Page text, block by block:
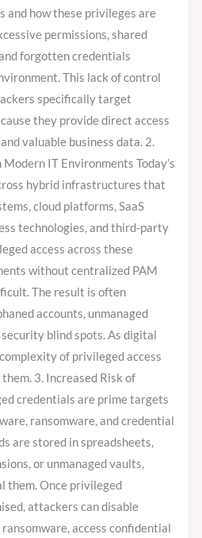
and how these privileges are
permissions, shared
forgotten credentials
This lack of control
specifically target
they provide direct access
valuable business data. 2.
IT Environments Today’s
hybrid infrastructures that
cloud platforms, SaaS
technologies, and third-party
access across these
without centralized PAM
The result is often
accounts, unmanaged
blind spots. As digital
of privileged access
3. Increased Risk of
credentials are prime targets
ransomware, and credential
are stored in spreadsheets,
or unmanaged vaults,
them. Once privileged
attackers can disable
access confidential